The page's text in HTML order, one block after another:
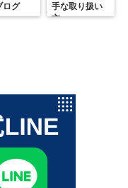
ログ
手な取り扱い
方